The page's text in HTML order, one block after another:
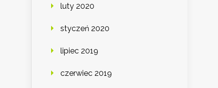
luty 2020
styczeń 2020
lipiec 2019
czerwiec 2019